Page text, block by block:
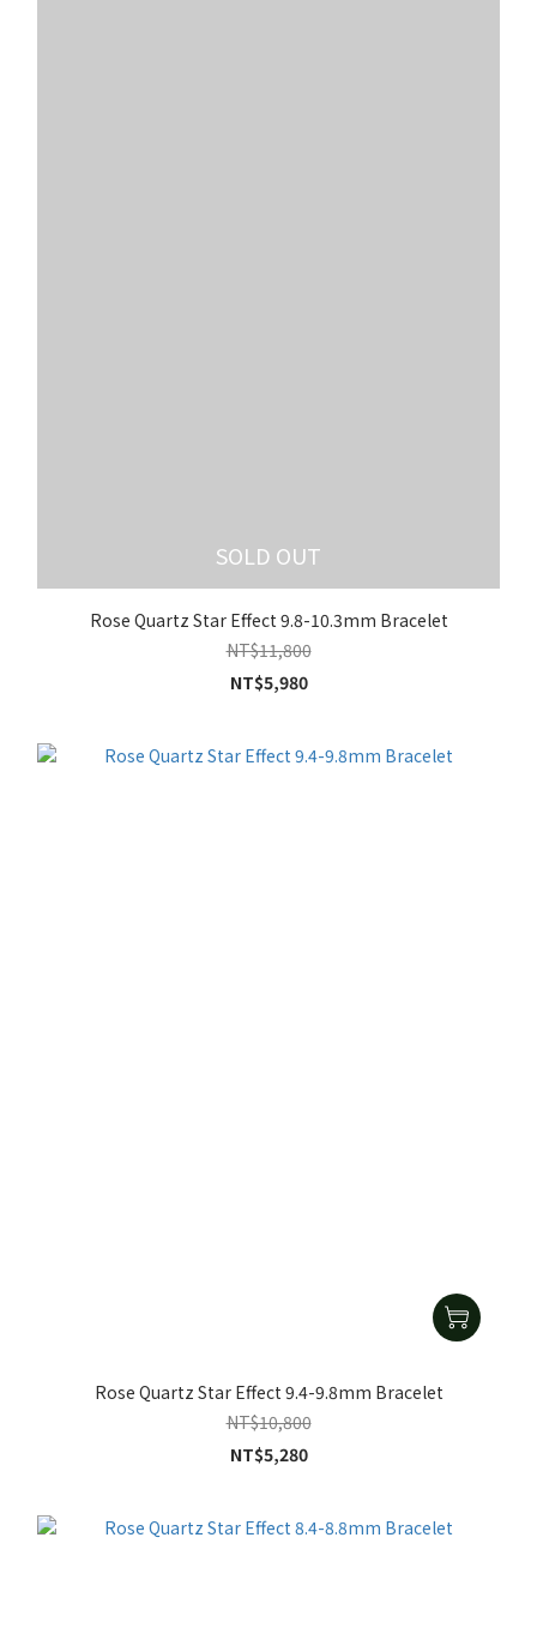
SOLD OUT
Rose Quartz Star Effect 9.8-10.3mm Bracelet
NT$11,800
NT$5,980
Rose Quartz Star Effect 9.4-9.8mm Bracelet
NT$10,800
NT$5,280